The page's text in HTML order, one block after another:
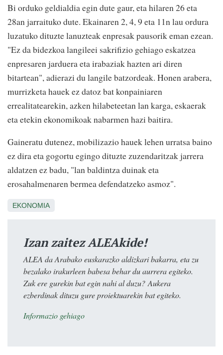
Bi orduko geldialdia egin dute gaur, eta hilaren 26 eta
28an jarraituko dute. Ekainaren 2, 4, 9 eta 11n lau ordura
luzatuko dituzte lanuzteak enpresak pausorik eman ezean.
"Ez da bidezkoa langileei sakrifizio gehiago eskatzea
enpresaren jarduera eta irabaziak hazten ari diren
bitartean", adierazi du langile batzordeak. Honen arabera,
murrizketa hauek ez datoz bat konpainiaren
errealitatearekin, azken hilabeteetan lan karga, eskaerak
eta etekin ekonomikoak nabarmen hazi baitira.
Gaineratu dutenez, mobilizazio hauek lehen urratsa baino
ez dira eta gogortu egingo dituzte zuzendaritzak jarrera
aldatzen ez badu, "lan baldintza duinak eta
erosahalmenaren bermea defendatzeko asmoz".
EKONOMIA
Izan zaitez ALEAkide!
ALEA da Arabako euskarazko aldizkari bakarra, eta zu
bezalako irakurleen babesa behar du aurrera egiteko.
Zuk ere gurekin bat egin nahi al duzu? Aukera
ezberdinak dituzu gure proiektuarekin bat egiteko.
Informazio gehiago